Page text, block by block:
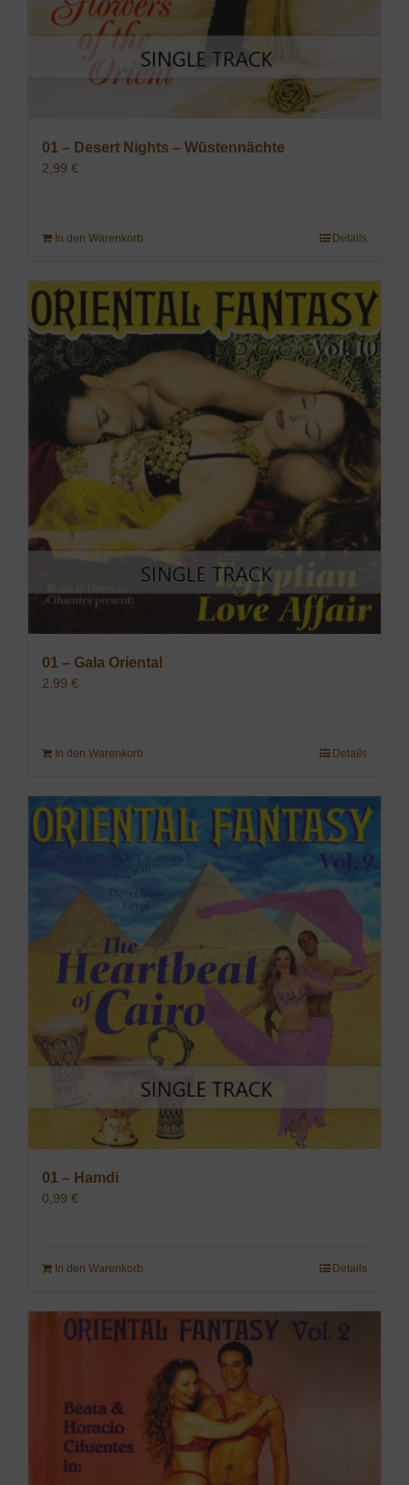
01 – Desert Nights – Wüstennächte
2,99 €
In den Warenkorb Details
01 – Gala Oriental
2,99 €
In den Warenkorb Details
01 – Hamdi
0,99 €
In den Warenkorb Details